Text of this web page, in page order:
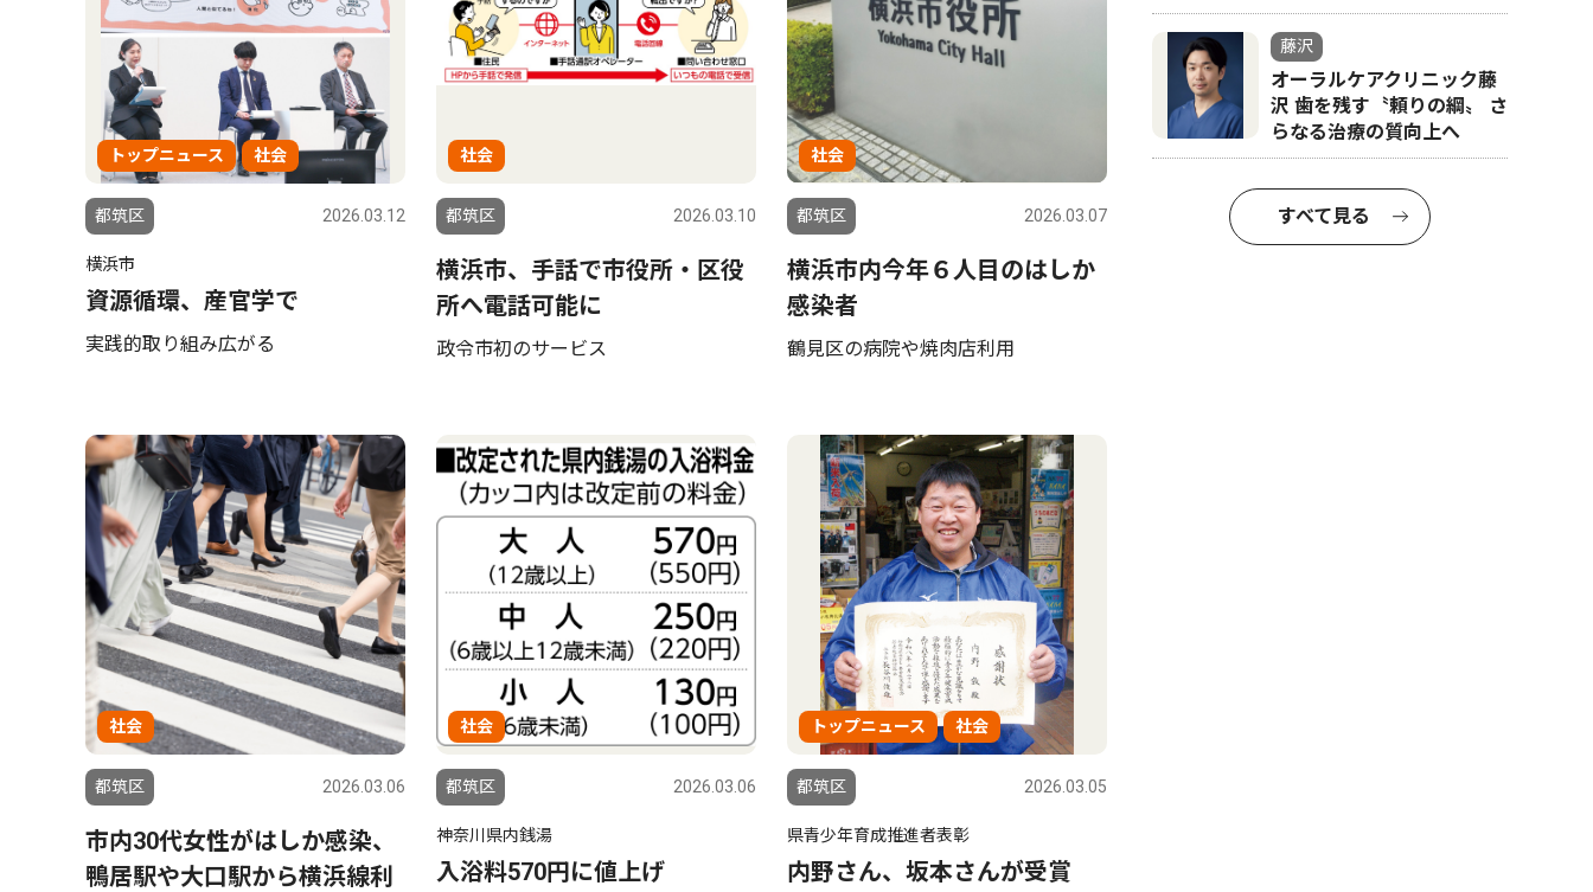
トップニュース 社会
都筑区 2026.03.12
横浜市
資源循環、産官学で
実践的取り組み広がる
社会
都筑区 2026.03.10
横浜市、手話で市役所・区役
所へ電話可能に
政令市初のサービス
社会
都筑区 2026.03.07
横浜市内今年６人目のはしか
感染者
鶴見区の病院や焼肉店利用
社会
都筑区 2026.03.06
市内30代女性がはしか感染、
鴨居駅や大口駅から横浜線利
社会
都筑区 2026.03.06
神奈川県内銭湯
入浴料570円に値上げ
トップニュース 社会
都筑区 2026.03.05
県青少年育成推進者表彰
内野さん、坂本さんが受賞
藤沢
オーラルケアクリニック藤
沢 歯を残す〝頼りの綱〟 さ
らなる治療の質向上へ
すべて見る